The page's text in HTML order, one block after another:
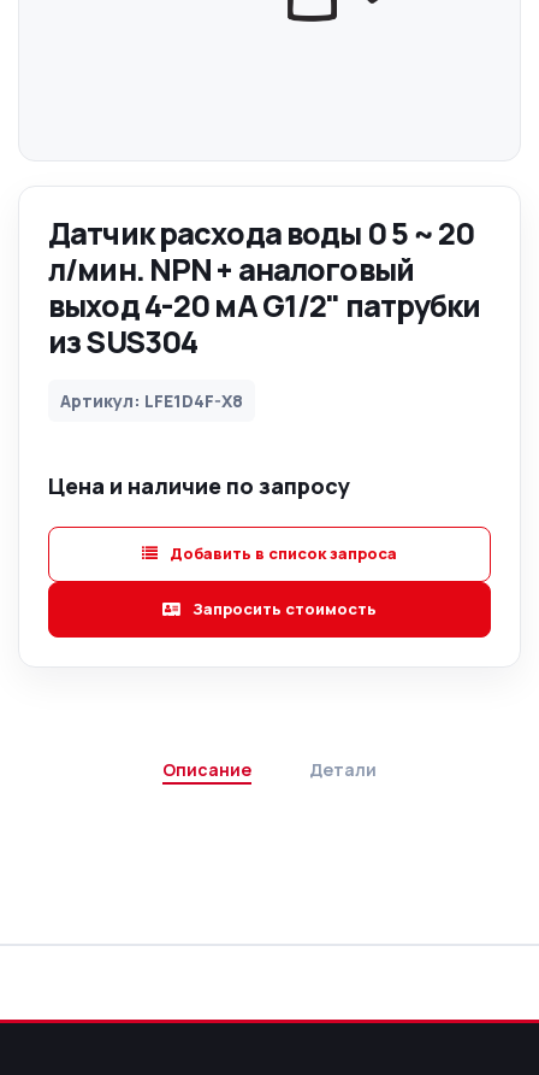
Датчик расхода воды 0 5 ~ 20
л/мин. NPN + аналоговый
выход 4-20 мА G1/2" патрубки
из SUS304
Артикул: LFE1D4F-X8
Цена и наличие по запросу
Добавить в список запроса
Запросить стоимость
Описание Детали